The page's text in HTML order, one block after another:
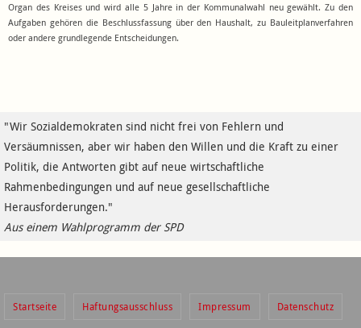
Organ des Kreises und wird alle 5 Jahre in der Kommunalwahl neu gewählt. Zu den
Aufgaben gehören die Beschlussfassung über den Haushalt, zu Bauleitplanverfahren
oder andere grundlegende Entscheidungen.
"Wir Sozialdemokraten sind nicht frei von Fehlern und
Versäumnissen, aber wir haben den Willen und die Kraft zu einer
Politik, die Antworten gibt auf neue wirtschaftliche
Rahmenbedingungen und auf neue gesellschaftliche
Herausforderungen."
Aus einem Wahlprogramm der SPD
Startseite Haftungsausschluss Impressum Datenschutz